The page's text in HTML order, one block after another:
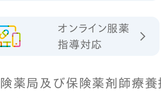
オンライン服薬
指導対応
薬局及び保険薬剤師療養